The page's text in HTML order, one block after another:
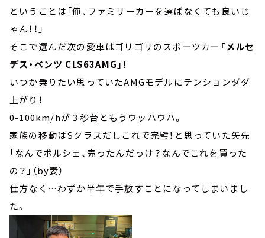
ということは「俺、ファミリーカーを選ばなくても良いじ
ゃん！！」
そこで選んだ次の愛車はゴリゴリのスポーツカー 「メルセ
デス・ベンツ CLS63AMG」 ！
いつか乗りたい思っていたAMGモデルにテンションダダ
上がり！
0-100km/hが３秒台ともうウッハウハ。
家族の移動はSクラスだしこれで完璧！と思っていた矢先
「なんでポルシェ、売ったんだっけ？なんでこれを買った
の？」（by妻）
仕方なく…わずか半年で手放すことになってしまいまし
た。